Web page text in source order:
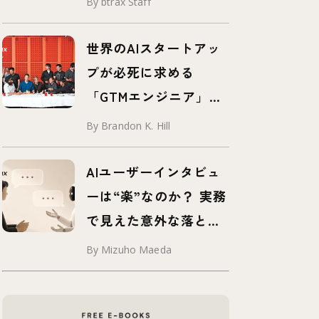
世界のAIスタートアッ
プが必死に求める
「GTMエンジニア」と
は？
By Brandon K. Hill
AIユーザーインタビュ
ーは“楽”なのか？ 実務
で見えた意外な落とし
穴
By Mizuho Maeda